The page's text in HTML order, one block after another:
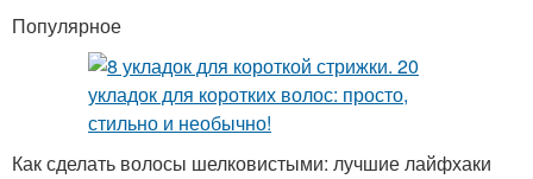
Популярное
Как сделать волосы шелковистыми: лучшие лайфхаки